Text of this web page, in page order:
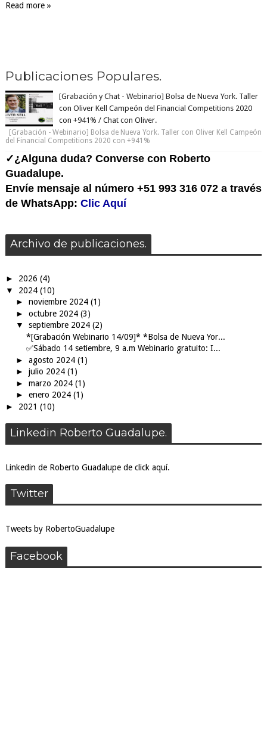
Read more »
Publicaciones Populares.
[Grabación y Chat - Webinario] Bolsa de Nueva York. Taller
con Oliver Kell Campeón del Financial Competitions 2020
con +941% / Chat con Oliver.
[Grabación - Webinario] Bolsa de Nueva York. Taller con Oliver Kell Campeón
del Financial Competitions 2020 con +941%
✓¿Alguna duda? Converse con Roberto
Guadalupe.
Envíe mensaje al número +51 993 316 072 a través
de WhatsApp: Clic Aquí
Archivo de publicaciones.
► 2026 (4)
▼ 2024 (10)
► noviembre 2024 (1)
► octubre 2024 (3)
▼ septiembre 2024 (2)
*[Grabación Webinario 14/09]* *Bolsa de Nueva Yor...
✅Sábado 14 setiembre, 9 a.m Webinario gratuito: I...
► agosto 2024 (1)
► julio 2024 (1)
► marzo 2024 (1)
► enero 2024 (1)
► 2021 (10)
Linkedin Roberto Guadalupe.
Linkedin de Roberto Guadalupe de click aquí.
Twitter
Tweets by RobertoGuadalupe
Facebook